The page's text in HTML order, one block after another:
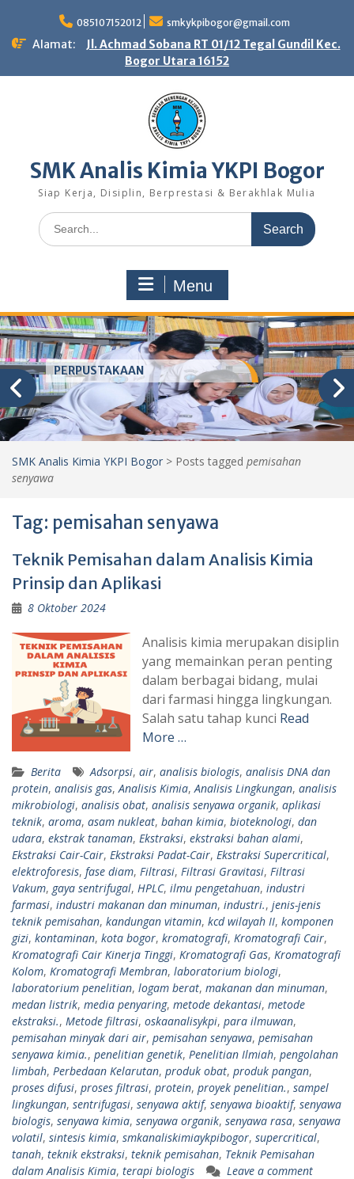
content
085107152012 smkykpibogor@gmail.com
Alamat:
Jl. Achmad Sobana RT 01/12 Tegal Gundil Kec.
Bogor Utara 16152
SMK Analis Kimia YKPI Bogor
Siap Kerja, Disiplin, Berprestasi & Berakhlak Mulia
Search
for:
Menu
PERPUSTAKAAN
SMK Analis Kimia YKPI Bogor > Posts tagged pemisahan
senyawa
Tag: pemisahan senyawa
Teknik Pemisahan dalam Analisis Kimia
Prinsip dan Aplikasi
8 Oktober 2024
Analisis kimia merupakan disiplin
yang memainkan peran penting
dalam berbagai bidang, mulai
dari farmasi hingga lingkungan.
Salah satu tahap kunci Read
More …
Berita Adsorpsi, air, analisis biologis, analisis DNA dan
protein, analisis gas, Analisis Kimia, Analisis Lingkungan, analisis
mikrobiologi, analisis obat, analisis senyawa organik, aplikasi
teknik, aroma, asam nukleat, bahan kimia, bioteknologi, dan
udara, ekstrak tanaman, Ekstraksi, ekstraksi bahan alami,
Ekstraksi Cair-Cair, Ekstraksi Padat-Cair, Ekstraksi Supercritical,
elektroforesis, fase diam, Filtrasi, Filtrasi Gravitasi, Filtrasi
Vakum, gaya sentrifugal, HPLC, ilmu pengetahuan, industri
farmasi, industri makanan dan minuman, industri., jenis-jenis
teknik pemisahan, kandungan vitamin, kcd wilayah II, komponen
gizi, kontaminan, kota bogor, kromatografi, Kromatografi Cair,
Kromatografi Cair Kinerja Tinggi, Kromatografi Gas, Kromatografi
Kolom, Kromatografi Membran, laboratorium biologi,
laboratorium penelitian, logam berat, makanan dan minuman,
medan listrik, media penyaring, metode dekantasi, metode
ekstraksi., Metode filtrasi, oskaanalisykpi, para ilmuwan,
pemisahan minyak dari air, pemisahan senyawa, pemisahan
senyawa kimia., penelitian genetik, Penelitian Ilmiah, pengolahan
limbah, Perbedaan Kelarutan, produk obat, produk pangan,
proses difusi, proses filtrasi, protein, proyek penelitian., sampel
lingkungan, sentrifugasi, senyawa aktif, senyawa bioaktif, senyawa
biologis, senyawa kimia, senyawa organik, senyawa rasa, senyawa
volatil, sintesis kimia, smkanaliskimiaykpibogor, supercritical,
tanah, teknik ekstraksi, teknik pemisahan, Teknik Pemisahan
dalam Analisis Kimia, terapi biologis Leave a comment